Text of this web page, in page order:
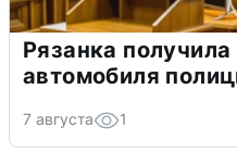
Рязанка
автомобиля
7 августа 1